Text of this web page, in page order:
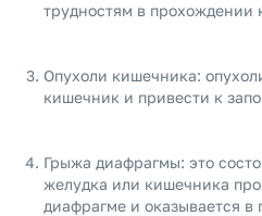
трудностям в прохождении
Опухоли кишечника:
кишечник и привести к
Грыжа диафрагмы: это
желудка или кишечника
диафрагме и оказывается в